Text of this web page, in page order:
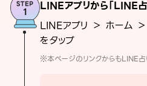
LINEアプリから「LINE
LINEアプリ ＞ ホーム
をタップ
※本ページのリンクからもLINE